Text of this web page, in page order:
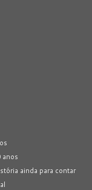
anos
ainda para contar